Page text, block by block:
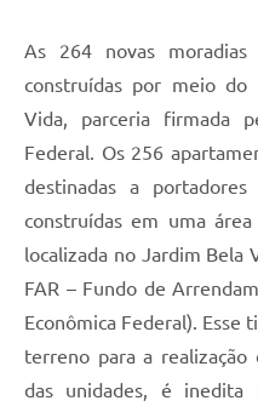
As 264 novas
construídas por meio do
Vida, parceria firmada
Federal. Os 256
destinadas a
construídas em uma
localizada no Jardim Bela
FAR – Fundo de
Econômica Federal). Esse
terreno para a
das unidades, é inedita